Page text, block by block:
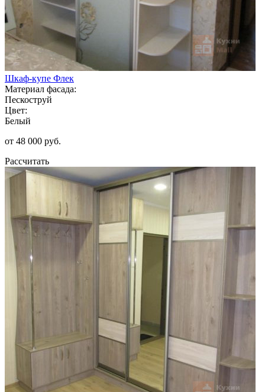
Шкаф-купе Флек
Материал фасада:
Пескоструй
Цвет:
Белый
от 48 000 руб.
Рассчитать